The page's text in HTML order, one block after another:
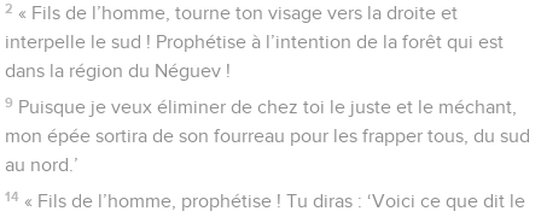
2 « Fils de l’homme, tourne ton visage vers la droite et
interpelle le sud ! Prophétise à l’intention de la forêt qui est
dans la région du Néguev !
9 Puisque je veux éliminer de chez toi le juste et le méchant,
mon épée sortira de son fourreau pour les frapper tous, du sud
au nord.’
14 « Fils de l’homme, prophétise ! Tu diras : ‘Voici ce que dit le